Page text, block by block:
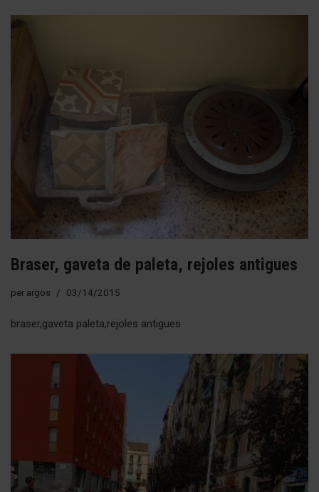
Braser, gaveta de paleta, rejoles antigues
per argos 03/14/2015
braser,gaveta paleta,rejoles antigues